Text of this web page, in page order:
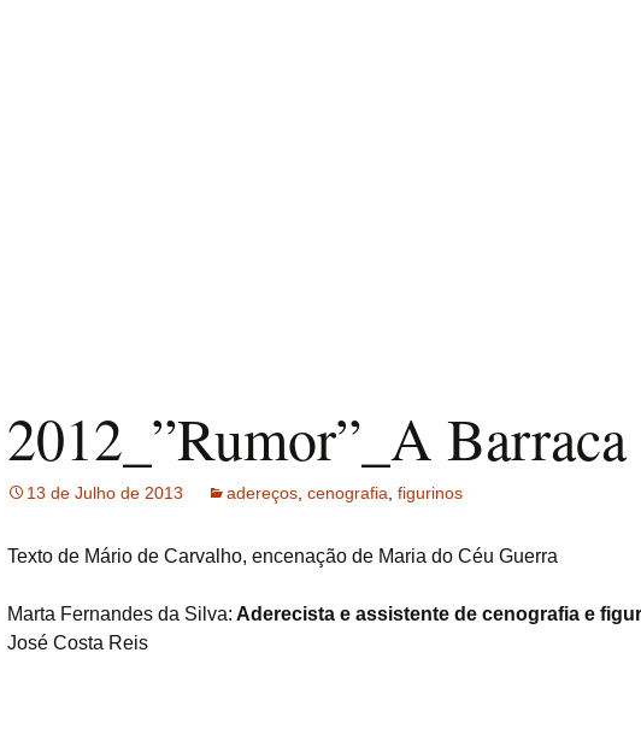
2012_”Rumor”_A Barraca
13 de Julho de 2013 adereços cenografia figurinos
Texto de Mário de Carvalho, encenação de Maria do Céu Guerra
Marta Fernandes da Silva: Aderecista e assistente de cenografia e
José Costa Reis